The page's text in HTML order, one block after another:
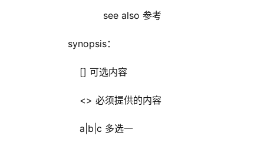
see also 参考
synopsis：
[] 可选内容
<> 必须提供的内容
a|b|c 多选一